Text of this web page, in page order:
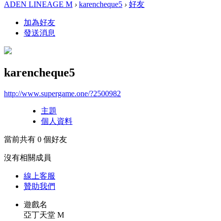
ADEN LINEAGE M › karencheque5 › 好友
加為好友
發送消息
karencheque5
http://www.supergame.one/?2500982
主題
個人資料
當前共有 0 個好友
沒有相關成員
線上客服
贊助我們
遊戲名
亞丁天堂 M